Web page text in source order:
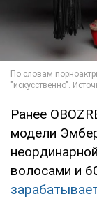
Ранее
модели
волосами и